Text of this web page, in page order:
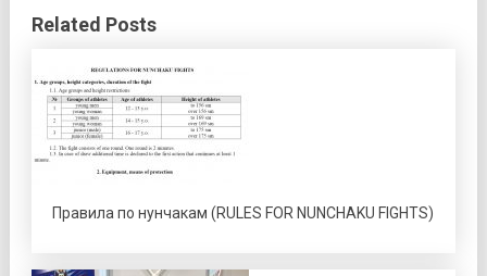
Related Posts
Правила по нунчакам (RULES FOR NUNCHAKU FIGHTS)